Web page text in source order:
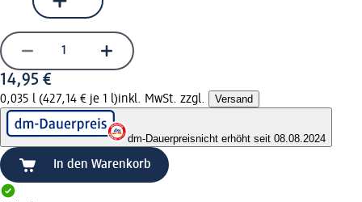
14,95 €
0,035 l (427,14 € je 1 l)inkl. MwSt. zzgl. Versand
dm-Dauerpreisnicht erhöht seit 08.08.2024
In den Warenkorb